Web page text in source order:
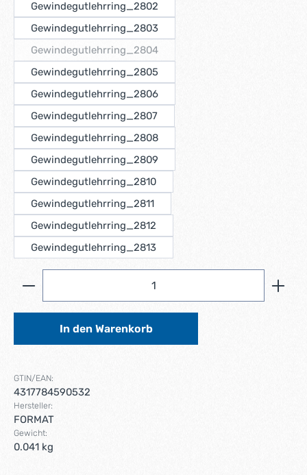
Gewindegutlehrring_2802
Gewindegutlehrring_2803
Gewindegutlehrring_2804
(Diese Option ist zurzeit nicht verfügbar.)
Gewindegutlehrring_2805
Gewindegutlehrring_2806
Gewindegutlehrring_2807
Gewindegutlehrring_2808
Gewindegutlehrring_2809
Gewindegutlehrring_2810
Gewindegutlehrring_2811
Gewindegutlehrring_2812
Gewindegutlehrring_2813
Produkt Anzahl: Gib den gewünschten Wert ein
In den Warenkorb
GTIN/EAN:
4317784590532
Hersteller:
FORMAT
Gewicht:
0.041 kg